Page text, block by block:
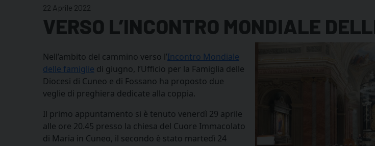
22 Aprile 2022
VERSO L’INCONTRO MONDIALE
Nell’ambito del cammino verso l’Incontro Mondiale
delle famiglie di giugno, l’Ufficio per la Famiglia delle
Diocesi di Cuneo e di Fossano ha proposto due
veglie di preghiera dedicate alla coppia.
Il primo appuntamento si è tenuto venerdì 29 aprile
alle ore 20.45 presso la chiesa del Cuore Immacolato
di Maria in Cuneo, il secondo è stato martedì 24